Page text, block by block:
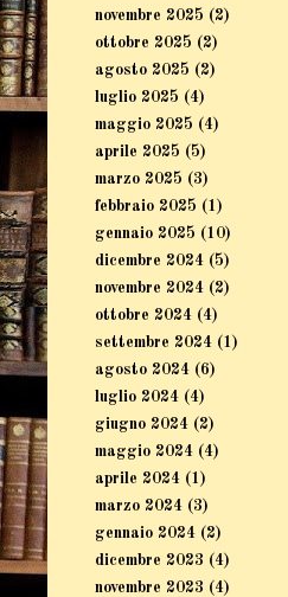
novembre 2025 (2)
ottobre 2025 (2)
agosto 2025 (2)
luglio 2025 (4)
maggio 2025 (4)
aprile 2025 (5)
marzo 2025 (3)
febbraio 2025 (1)
gennaio 2025 (10)
dicembre 2024 (5)
novembre 2024 (2)
ottobre 2024 (4)
settembre 2024 (1)
agosto 2024 (6)
luglio 2024 (4)
giugno 2024 (2)
maggio 2024 (4)
aprile 2024 (1)
marzo 2024 (3)
gennaio 2024 (2)
dicembre 2023 (4)
novembre 2023 (4)